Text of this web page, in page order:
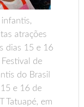
infantis,
atrações
dias 15 e 16
de
do Brasil
e 16 de
Tatuapé, em